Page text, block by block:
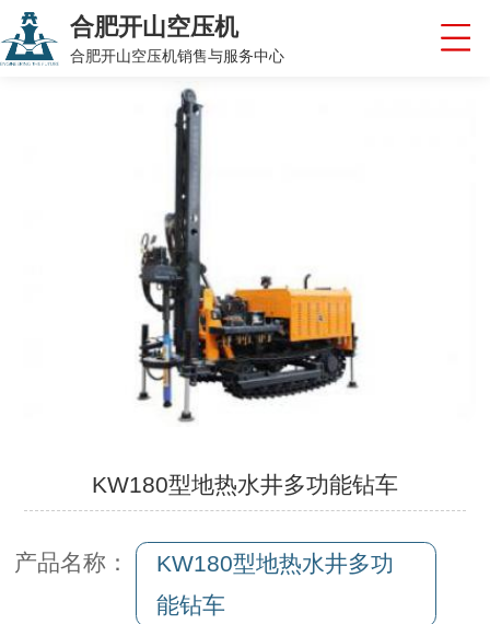
合肥开山空压机
合肥开山空压机销售与服务中心
KW180型地热水井多功能钻车
产品名称：
KW180型地热水井多功
能钻车